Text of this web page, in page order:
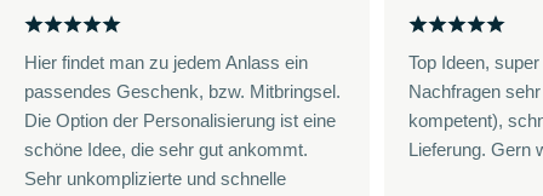
Hier findet man zu jedem Anlass ein
passendes Geschenk, bzw. Mitbringsel.
Die Option der Personalisierung ist eine
schöne Idee, die sehr gut ankommt.
Sehr unkomplizierte und schnelle
Top Ideen,
Nachfragen
kompetent),
Lieferung. Gern